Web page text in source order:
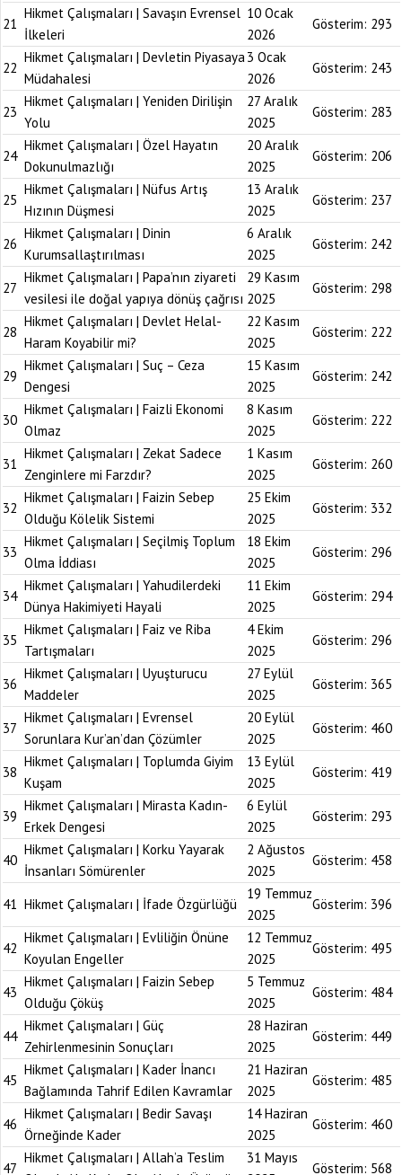
21
Hikmet Çalışmaları | Savaşın Evrensel
İlkeleri
10 Ocak
2026
Gösterim: 293
22
Hikmet Çalışmaları | Devletin Piyasaya
Müdahalesi
3 Ocak
2026
Gösterim: 243
23
Hikmet Çalışmaları | Yeniden Dirilişin
Yolu
27 Aralık
2025
Gösterim: 283
24
Hikmet Çalışmaları | Özel Hayatın
Dokunulmazlığı
20 Aralık
2025
Gösterim: 206
25
Hikmet Çalışmaları | Nüfus Artış
Hızının Düşmesi
13 Aralık
2025
Gösterim: 237
26
Hikmet Çalışmaları | Dinin
Kurumsallaştırılması
6 Aralık
2025
Gösterim: 242
27
Hikmet Çalışmaları | Papa’nın ziyareti
vesilesi ile doğal yapıya dönüş çağrısı
29 Kasım
2025
Gösterim: 298
28
Hikmet Çalışmaları | Devlet Helal-
Haram Koyabilir mi?
22 Kasım
2025
Gösterim: 222
29
Hikmet Çalışmaları | Suç – Ceza
Dengesi
15 Kasım
2025
Gösterim: 242
30
Hikmet Çalışmaları | Faizli Ekonomi
Olmaz
8 Kasım
2025
Gösterim: 222
31
Hikmet Çalışmaları | Zekat Sadece
Zenginlere mi Farzdır?
1 Kasım
2025
Gösterim: 260
32
Hikmet Çalışmaları | Faizin Sebep
Olduğu Kölelik Sistemi
25 Ekim
2025
Gösterim: 332
33
Hikmet Çalışmaları | Seçilmiş Toplum
Olma İddiası
18 Ekim
2025
Gösterim: 296
34
Hikmet Çalışmaları | Yahudilerdeki
Dünya Hakimiyeti Hayali
11 Ekim
2025
Gösterim: 294
35
Hikmet Çalışmaları | Faiz ve Riba
Tartışmaları
4 Ekim
2025
Gösterim: 296
36
Hikmet Çalışmaları | Uyuşturucu
Maddeler
27 Eylül
2025
Gösterim: 365
37
Hikmet Çalışmaları | Evrensel
Sorunlara Kur’an’dan Çözümler
20 Eylül
2025
Gösterim: 460
38
Hikmet Çalışmaları | Toplumda Giyim
Kuşam
13 Eylül
2025
Gösterim: 419
39
Hikmet Çalışmaları | Mirasta Kadın-
Erkek Dengesi
6 Eylül
2025
Gösterim: 293
40
Hikmet Çalışmaları | Korku Yayarak
İnsanları Sömürenler
2 Ağustos
2025
Gösterim: 458
41 Hikmet Çalışmaları | İfade Özgürlüğü
19 Temmuz
2025
Gösterim: 396
42
Hikmet Çalışmaları | Evliliğin Önüne
Koyulan Engeller
12 Temmuz
2025
Gösterim: 495
43
Hikmet Çalışmaları | Faizin Sebep
Olduğu Çöküş
5 Temmuz
2025
Gösterim: 484
44
Hikmet Çalışmaları | Güç
Zehirlenmesinin Sonuçları
28 Haziran
2025
Gösterim: 449
45
Hikmet Çalışmaları | Kader İnancı
Bağlamında Tahrif Edilen Kavramlar
21 Haziran
2025
Gösterim: 485
46
Hikmet Çalışmaları | Bedir Savaşı
Örneğinde Kader
14 Haziran
2025
Gösterim: 460
47
Hikmet Çalışmaları | Allah’a Teslim
31 Mayıs
Gösterim: 568